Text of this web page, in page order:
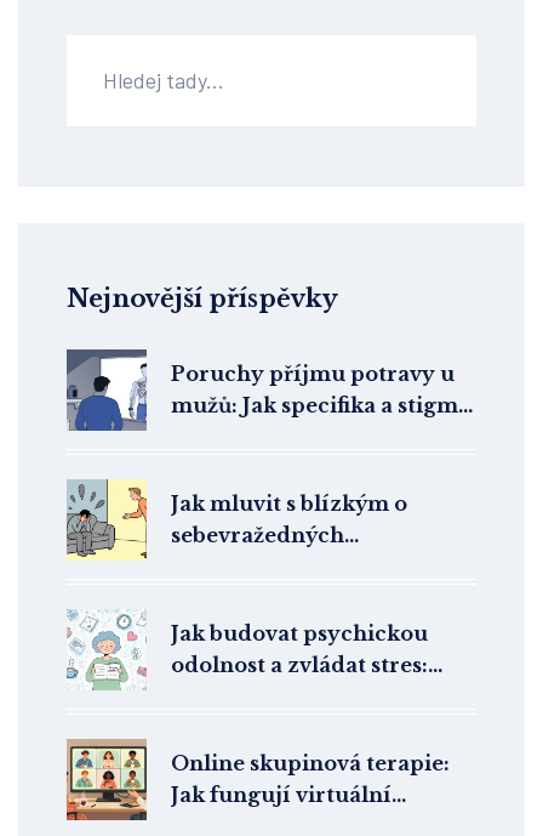
Nejnovější příspěvky
Poruchy příjmu potravy u
mužů: Jak specifika a stigma
Jak mluvit s blízkým o
sebevražedných
Jak budovat psychickou
odolnost a zvládat stres:
Online skupinová terapie:
Jak fungují virtuální